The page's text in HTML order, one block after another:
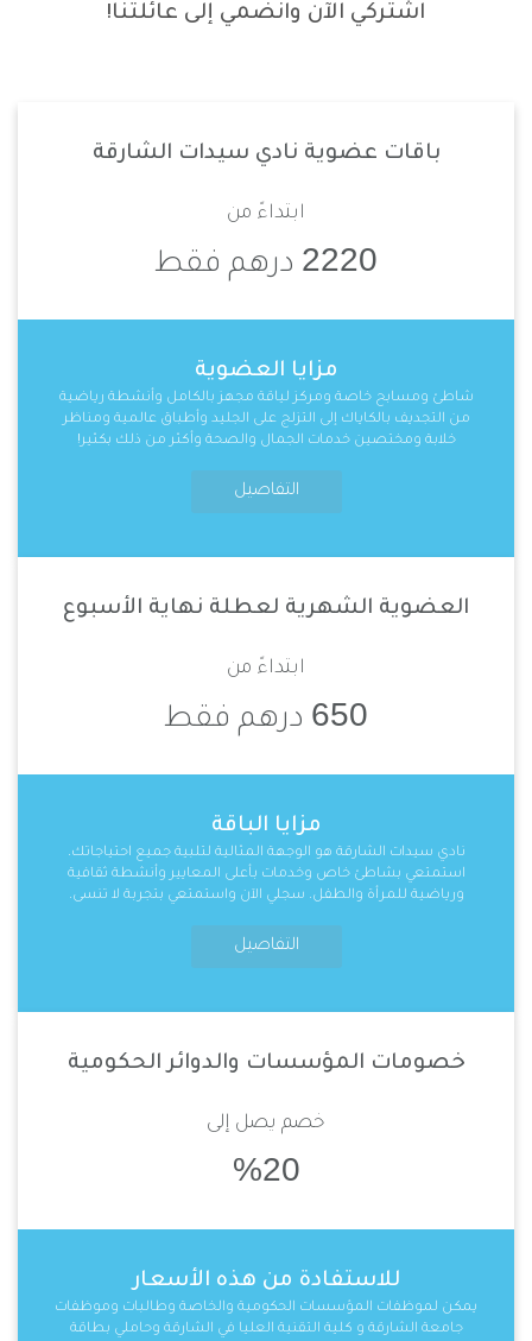
اشتركي الآن وانضمي إلى عائلتنا!
باقات عضوية نادي سيدات الشارقة
ابتداءً من
2220 درهم فقط
مزايا العضوية
شاطئ ومسابح خاصة ومركز لياقة مجهز بالكامل وأنشطة رياضية
من التجديف بالكاياك إلى التزلج على الجليد وأطباق عالمية ومناظر
خلابة ومختصين خدمات الجمال والصحة وأكثر من ذلك بكثير!
التفاصيل
العضوية الشهرية لعطلة نهاية الأسبوع
ابتداءً من
650 درهم فقط
مزايا الباقة
نادي سيدات الشارقة هو الوجهة المثالية لتلبية جميع احتياجاتك.
استمتعي بشاطئ خاص وخدمات بأعلى المعايير وأنشطة ثقافية
ورياضية للمرأة والطفل. سجلي الآن واستمتعي بتجربة لا تنسى.
التفاصيل
خصومات المؤسسات والدوائر الحكومية
خصم يصل إلى
%20
للاستفادة من هذه الأسعار
يمكن لموظفات المؤسسات الحكومية والخاصة وطالبات وموظفات
جامعة الشارقة و كلية التقنية العليا في الشارقة وحاملي بطاقة